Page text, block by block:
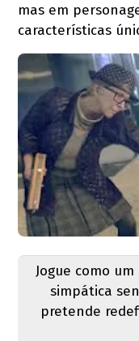
mas em
características
Jogue como
simpática
pretende